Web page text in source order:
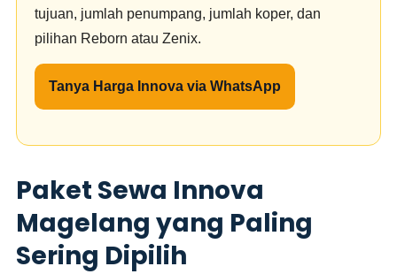
tujuan, jumlah penumpang, jumlah koper, dan
pilihan Reborn atau Zenix.
Tanya Harga Innova via WhatsApp
Paket Sewa Innova
Magelang yang Paling
Sering Dipilih